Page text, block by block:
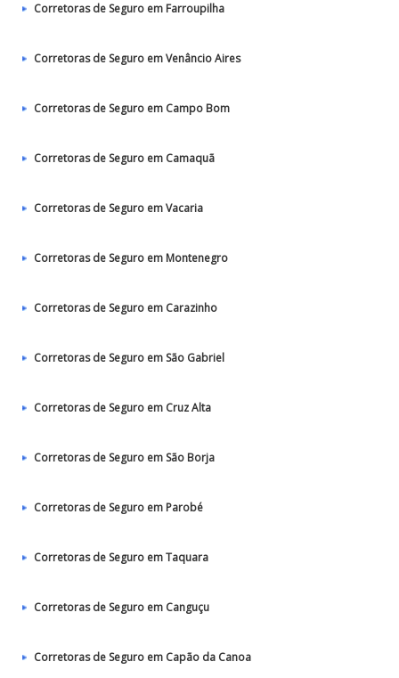
Corretoras de Seguro em Farroupilha
Corretoras de Seguro em Venâncio Aires
Corretoras de Seguro em Campo Bom
Corretoras de Seguro em Camaquã
Corretoras de Seguro em Vacaria
Corretoras de Seguro em Montenegro
Corretoras de Seguro em Carazinho
Corretoras de Seguro em São Gabriel
Corretoras de Seguro em Cruz Alta
Corretoras de Seguro em São Borja
Corretoras de Seguro em Parobé
Corretoras de Seguro em Taquara
Corretoras de Seguro em Canguçu
Corretoras de Seguro em Capão da Canoa